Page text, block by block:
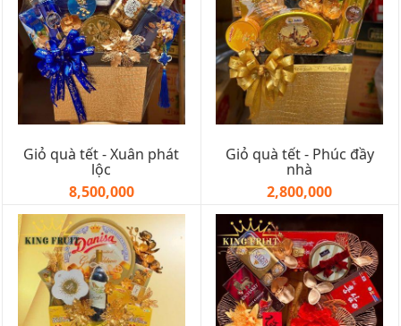
Giỏ quà tết - Xuân phát
lộc
8,500,000
Giỏ quà tết - Phúc đầy
nhà
2,800,000